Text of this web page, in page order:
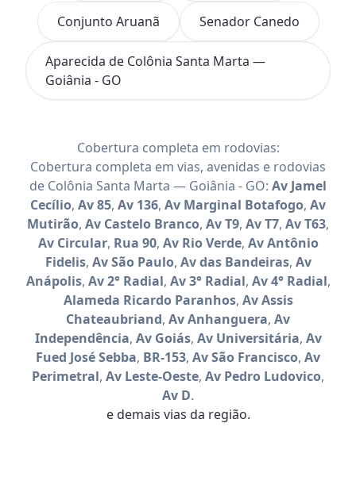
Conjunto Aruanã Senador Canedo
Aparecida de Colônia Santa Marta —
Goiânia - GO
Cobertura completa em rodovias:
Cobertura completa em vias, avenidas e rodovias
de Colônia Santa Marta — Goiânia - GO: Av Jamel
Cecílio, Av 85, Av 136, Av Marginal Botafogo, Av
Mutirão, Av Castelo Branco, Av T9, Av T7, Av T63,
Av Circular, Rua 90, Av Rio Verde, Av Antônio
Fidelis, Av São Paulo, Av das Bandeiras, Av
Anápolis, Av 2° Radial, Av 3° Radial, Av 4° Radial,
Alameda Ricardo Paranhos, Av Assis
Chateaubriand, Av Anhanguera, Av
Independência, Av Goiás, Av Universitária, Av
Fued José Sebba, BR-153, Av São Francisco, Av
Perimetral, Av Leste-Oeste, Av Pedro Ludovico,
Av D.
e demais vias da região.